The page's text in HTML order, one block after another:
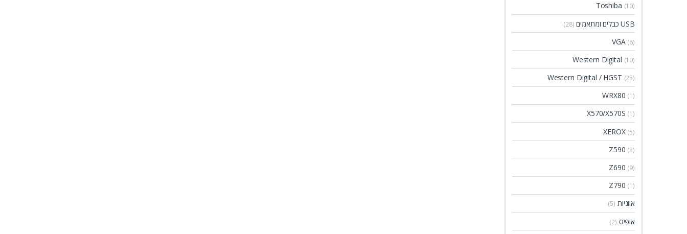
Toshiba (10)
USB כבלים ומתאמים (28)
VGA (6)
Western Digital (10)
Western Digital / HGST (25)
WRX80 (1)
X570/X570S (1)
XEROX (5)
Z590 (3)
Z690 (9)
Z790 (1)
אוזניות (5)
אופיס (2)